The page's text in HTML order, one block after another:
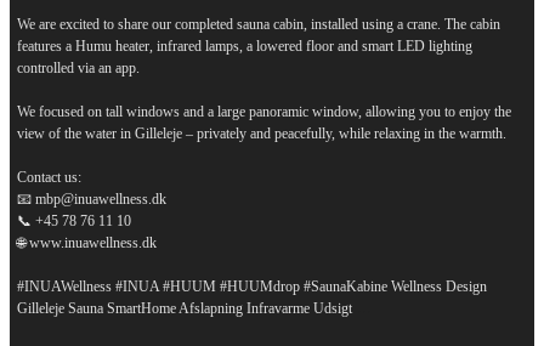
We are excited to share our completed sauna cabin, installed using a crane. The cabin
features a Humu heater, infrared lamps, a lowered floor and smart LED lighting
controlled via an app.
We focused on tall windows and a large panoramic window, allowing you to enjoy the
view of the water in Gilleleje – privately and peacefully, while relaxing in the warmth.
Contact us:
📧 mbp@inuawellness.dk
📞 +45 78 76 11 10
🌐 www.inuawellness.dk
#INUAWellness #INUA #HUUM #HUUMdrop #SaunaKabine Wellness Design
Gilleleje Sauna SmartHome Afslapning Infravarme Udsigt